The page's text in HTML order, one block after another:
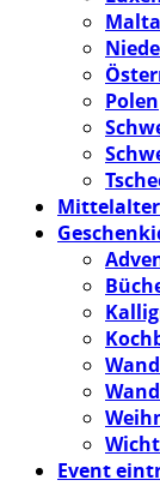
Malta
Polen
Event